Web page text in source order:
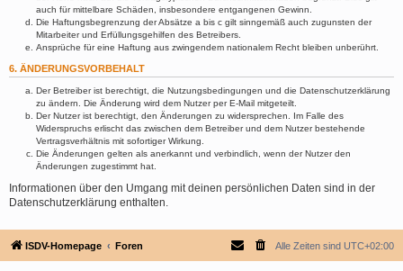
auch für mittelbare Schäden, insbesondere entgangenen Gewinn.
Die Haftungsbegrenzung der Absätze a bis c gilt sinngemäß auch zugunsten der
Mitarbeiter und Erfüllungsgehilfen des Betreibers.
Ansprüche für eine Haftung aus zwingendem nationalem Recht bleiben unberührt.
6. ÄNDERUNGSVORBEHALT
Der Betreiber ist berechtigt, die Nutzungsbedingungen und die Datenschutzerklärung
zu ändern. Die Änderung wird dem Nutzer per E-Mail mitgeteilt.
Der Nutzer ist berechtigt, den Änderungen zu widersprechen. Im Falle des
Widerspruchs erlischt das zwischen dem Betreiber und dem Nutzer bestehende
Vertragsverhältnis mit sofortiger Wirkung.
Die Änderungen gelten als anerkannt und verbindlich, wenn der Nutzer den
Änderungen zugestimmt hat.
Informationen über den Umgang mit deinen persönlichen Daten sind in der
Datenschutzerklärung enthalten.
ISDV-Homepage Foren Alle Zeiten sind UTC+02:00